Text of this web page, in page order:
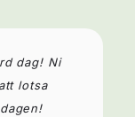
dag! Ni
lotsa